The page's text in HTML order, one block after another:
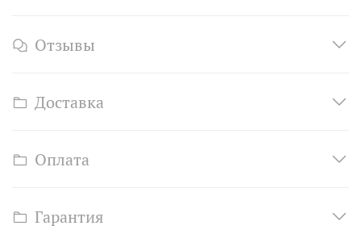
Отзывы
Доставка
Оплата
Гарантия